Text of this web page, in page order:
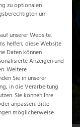
zu optionalen
um
unserer Website.
helfen, diese Website
Daten können
Anzeigen und
Weitere
Sie in unserer
in die Verarbeitung
Sie können Ihre
anpassen.Bitte
möglicherweise